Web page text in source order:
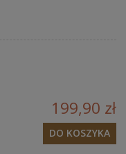
199,90 zł
DO KOSZYKA